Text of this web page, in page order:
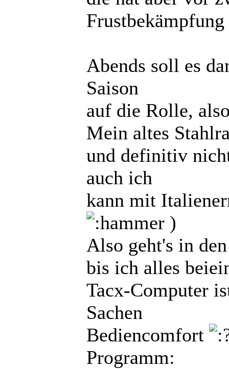
Abends soll es
Saison
auf die Rolle,
Mein altes
und definitiv
auch ich
kann mit
)
Also geht's in
bis ich alles
Tacx-Computer
Sachen
Bediencomfort
Programm: